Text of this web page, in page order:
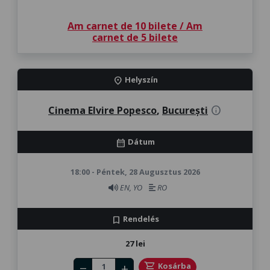
Am carnet de 10 bilete / Am
carnet de 5 bilete
location_on Helyszín
Cinema Elvire Popesco, București info
calendar_month Dátum
18:00 - Péntek, 28 Augusztus 2026
EN, YO
RO
bookmark Rendelés
27 lei
Number of tickets
shopping_cart Kosárba